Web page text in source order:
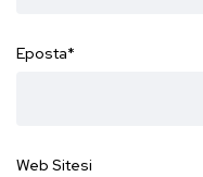
Eposta*
Web Sitesi